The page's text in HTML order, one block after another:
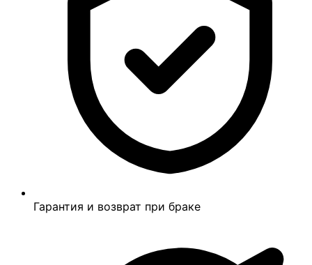
Гарантия и возврат при браке